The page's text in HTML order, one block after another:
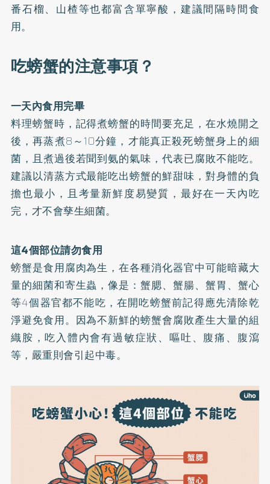
番石榴、山楂等也都富含單寧酸，建議間隔時間食
用。
吃螃蟹的注意事項？
一天內食用完畢
料理螃蟹時，記得煮螃蟹的時間要充足，在水燒開之
後，再蒸煮8～10分鐘，才能真正殺死螃蟹身上的細
菌，且煮過後若聞到氨的氣味，代表已腐敗不能吃。
建議以清蒸方式最能吃出螃蟹的鮮甜味，對身體的負
擔也最小，且考量新鮮度易變質，最好在一天內吃
完，才不會孳生細菌。
這4個部位請勿食用
螃蟹是食用腐肉為生，在各種消化器官中可能暗藏大
量的細菌和寄生蟲，像是：蟹腮、蟹腸、蟹胃、蟹心
等4個器官都不能吃，在開吃螃蟹前記得應先清除乾
淨避免食用。因為不新鮮的螃蟹會腐敗產生大量的組
織胺，吃入體內會有過敏症狀、嘔吐、腹痛、腹瀉
等，嚴重則會引起中毒。